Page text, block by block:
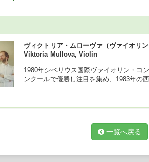
ヴィクトリア・ムローヴァ（ヴァイオリ
Viktoria Mullova, Violin
1980年シベリウス国際ヴァイオリン・コ
ンクールで優勝し注目を集め、1983年の
ン・メータ、サイモン・ラトル、リッカ
その深い音楽的探究心から、レパートリ
ン、エクスペリメンタル・ミュージック
一覧へ戻る